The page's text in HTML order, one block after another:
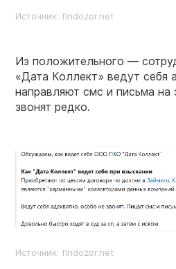
Источник: findozor.net
Из положительного —
«Дата Коллект» ведут себя
направляют смс и письма на
звонят редко.
Источник: findozor.net